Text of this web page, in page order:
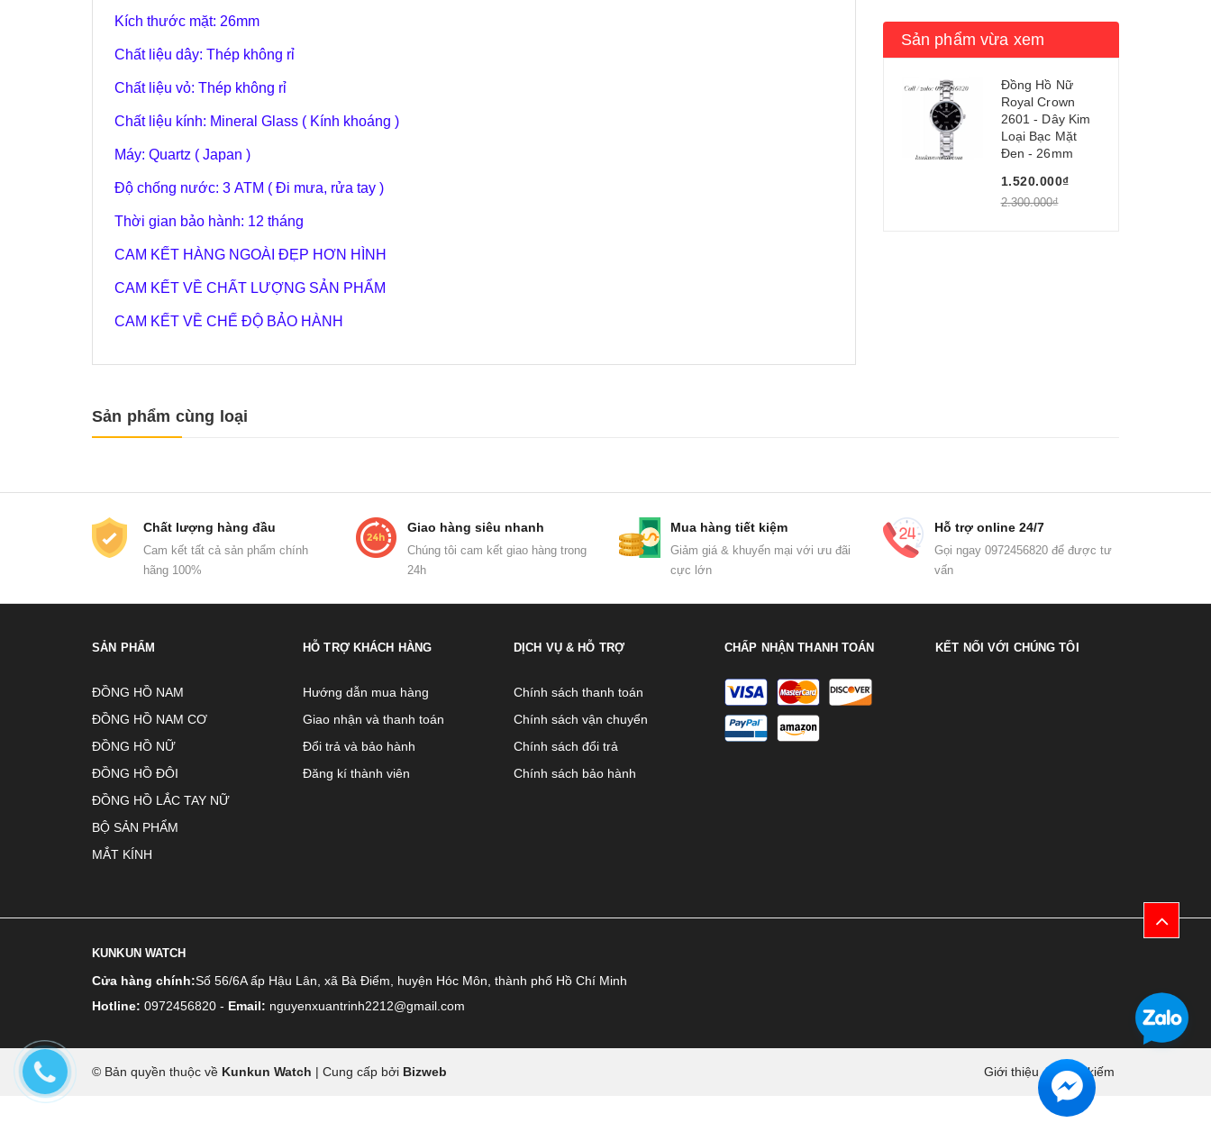
Kích thước mặt: 26mm
Chất liệu dây: Thép không rỉ
Chất liệu vỏ: Thép không rỉ
Chất liệu kính: Mineral Glass ( Kính khoáng )
Máy: Quartz ( Japan )
Độ chống nước: 3 ATM ( Đi mưa, rửa tay )
Thời gian bảo hành: 12 tháng
CAM KẾT HÀNG NGOÀI ĐẸP HƠN HÌNH
CAM KẾT VỀ CHẤT LƯỢNG SẢN PHẨM
CAM KẾT VỀ CHẾ ĐỘ BẢO HÀNH
Sản phẩm vừa xem
Đồng Hồ Nữ
Royal Crown
2601 - Dây Kim
Loại Bạc Mặt
Đen - 26mm
1.520.000₫
2.300.000₫
Sản phẩm cùng loại
Chất lượng hàng đầu
Cam kết tất cả sản phẩm chính
hãng 100%
Giao hàng siêu nhanh
Chúng tôi cam kết giao hàng trong
24h
Mua hàng tiết kiệm
Giảm giá & khuyến mại với ưu đãi
cực lớn
Hỗ trợ online 24/7
Gọi ngay 0972456820 để được tư
vấn
SẢN PHẨM
ĐỒNG HỒ NAM
ĐỒNG HỒ NAM CƠ
ĐỒNG HỒ NỮ
ĐỒNG HỒ ĐÔI
ĐỒNG HỒ LẮC TAY NỮ
BỘ SẢN PHẨM
MẮT KÍNH
HỖ TRỢ KHÁCH HÀNG
Hướng dẫn mua hàng
Giao nhận và thanh toán
Đổi trả và bảo hành
Đăng kí thành viên
DỊCH VỤ & HỖ TRỢ
Chính sách thanh toán
Chính sách vận chuyển
Chính sách đổi trả
Chính sách bảo hành
CHẤP NHẬN THANH TOÁN KẾT NỐI VỚI CHÚNG TÔI
KUNKUN WATCH
Cửa hàng chính:Số 56/6A ấp Hậu Lân, xã Bà Điểm, huyện Hóc Môn, thành phố Hồ Chí Minh
Hotline: 0972456820 - Email: nguyenxuantrinh2212@gmail.com
© Bản quyền thuộc về Kunkun Watch | Cung cấp bởi Bizweb Tìm kiếm
Giới thiệu